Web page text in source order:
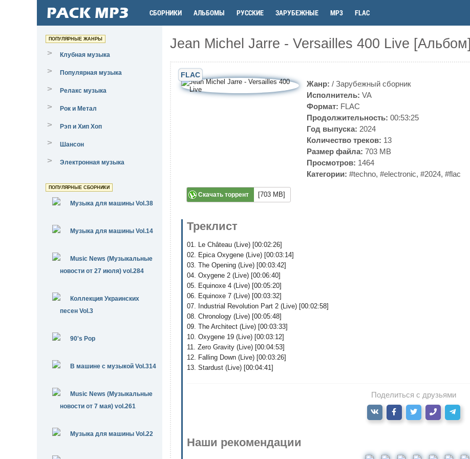
СБОРНИКИ АЛЬБОМЫ РУССКИЕ ЗАРУБЕЖНЫЕ MP3 FLAC
Jean Michel Jarre - Versailles 400 Live [Альбом]
FLAC
Жанр: / Зарубежный сборник
Исполнитель: VA
Формат: FLAC
Продолжительность: 00:53:25
Год выпуска: 2024
Количество треков: 13
Размер файла: 703 MB
Просмотров: 1464
Категории: #techno, #electronic, #2024, #flac
Скачать торрент [703 MB]
Треклист
01. Le Château (Live) [00:02:26]
02. Epica Oxygene (Live) [00:03:14]
03. The Opening (Live) [00:03:42]
04. Oxygene 2 (Live) [00:06:40]
05. Equinoxe 4 (Live) [00:05:20]
06. Equinoxe 7 (Live) [00:03:32]
07. Industrial Revolution Part 2 (Live) [00:02:58]
08. Chronology (Live) [00:05:48]
09. The Architect (Live) [00:03:33]
10. Oxygene 19 (Live) [00:03:12]
11. Zero Gravity (Live) [00:04:53]
12. Falling Down (Live) [00:03:26]
13. Stardust (Live) [00:04:41]
Поделиться с друзьями
Наши рекомендации
ПОПУЛЯРНЫЕ ЖАНРЫ
> Клубная музыка
> Популярная музыка
> Релакс музыка
> Рок и Метал
> Рэп и Хип Хоп
> Шансон
> Электронная музыка
ПОПУЛЯРНЫЕ СБОРНИКИ
Музыка для машины Vol.38
Музыка для машины Vol.14
Music News (Музыкальные
новости от 27 июля) vol.284
Коллекция Украинских
песен Vol.3
90's Pop
В машине с музыкой Vol.314
Music News (Музыкальные
новости от 7 мая) vol.261
Музыка для машины Vol.22